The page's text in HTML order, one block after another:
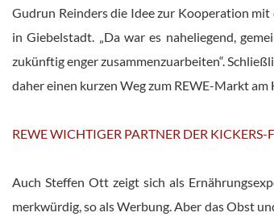
Gudrun Reinders die Idee zur Kooperation
in Giebelstadt. „Da war es naheliegend,
zukünftig enger zusammenzuarbeiten“.
daher einen kurzen Weg zum REWE-Markt am
REWE WICHTIGER PARTNER DER KICKERS-
Auch Steffen Ott zeigt sich als
merkwürdig, so als Werbung. Aber das Obst